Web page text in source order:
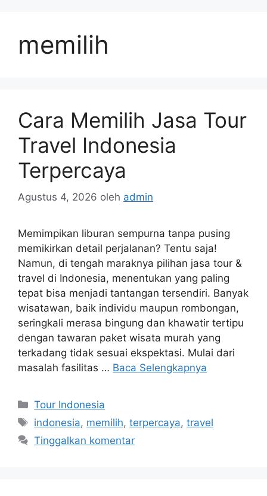
memilih
Cara Memilih Jasa Tour
Travel Indonesia
Terpercaya
Agustus 4, 2026 oleh admin
Memimpikan liburan sempurna tanpa pusing
memikirkan detail perjalanan? Tentu saja!
Namun, di tengah maraknya pilihan jasa tour &
travel di Indonesia, menentukan yang paling
tepat bisa menjadi tantangan tersendiri. Banyak
wisatawan, baik individu maupun rombongan,
seringkali merasa bingung dan khawatir tertipu
dengan tawaran paket wisata murah yang
terkadang tidak sesuai ekspektasi. Mulai dari
masalah fasilitas … Baca Selengkapnya
Kategori
Tour Indonesia
Tag
indonesia, memilih,terpercaya,travel
Tinggalkan komentar